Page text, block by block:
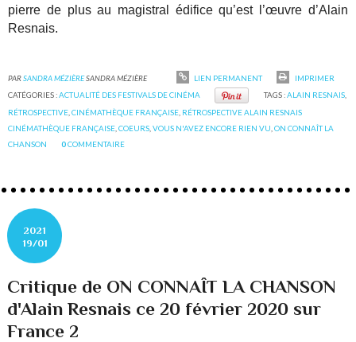
pierre de plus au magistral édifice qu’est l’œuvre d’Alain
Resnais.
PARSANDRA MÉZIÈRESANDRA MÉZIÈRE LIEN PERMANENT
IMPRIMER
CATÉGORIES :ACTUALITÉ DES FESTIVALS DE CINÉMA TAGS :ALAIN RESNAIS,
RÉTROSPECTIVE ,CINÉMATHÈQUE FRANÇAISE RÉTROSPECTIVE ALAIN RESNAIS
CINÉMATHÈQUE FRANÇAISE ,COEURS ,VOUS N'AVEZ ENCORE RIEN VU ,ON CONNAÎT LA
CHANSON
0COMMENTAIRE
2021
19/01
Critique de ON CONNAÎT LA CHANSON
d'Alain Resnais ce 20 février 2020 sur
France 2